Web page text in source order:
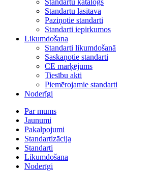
Standartu katalogs
Standartu lasītava
Paziņotie standarti
Standarti iepirkumos
Likumdošana
Standarti likumdošanā
Saskaņotie standarti
CE marķējums
Tiesību akti
Piemērojamie standarti
Noderīgi
Par mums
Jaunumi
Pakalpojumi
Standartizācija
Standarti
Likumdošana
Noderīgi